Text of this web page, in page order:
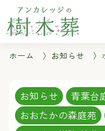
ホーム お知らせ
お知らせ 青葉台
おおたかの森庭苑